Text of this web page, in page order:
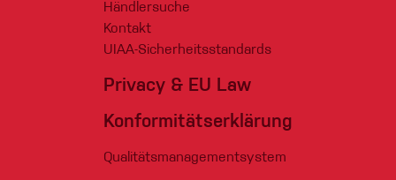
Händlersuche
Kontakt
UIAA-Sicherheitsstandards
Privacy & EU Law
Konformitätserklärung
Qualitätsmanagementsystem